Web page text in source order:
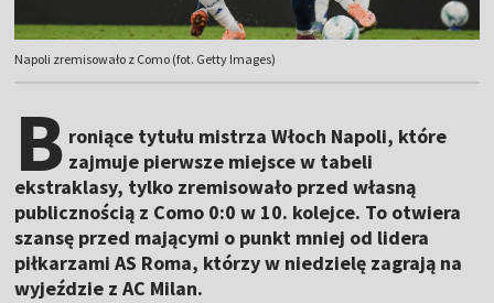
Napoli zremisowało z Como (fot. Getty Images)
B roniące tytułu mistrza Włoch Napoli, które
zajmuje pierwsze miejsce w tabeli
ekstraklasy, tylko zremisowało przed własną
publicznością z Como 0:0 w 10. kolejce. To otwiera
szansę przed mającymi o punkt mniej od lidera
piłkarzami AS Roma, którzy w niedzielę zagrają na
wyjeździe z AC Milan.